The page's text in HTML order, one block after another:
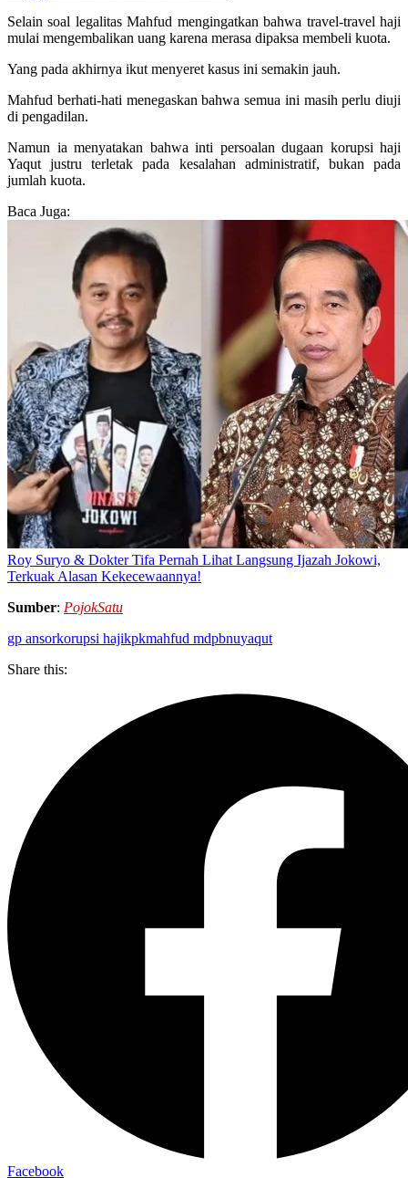
Selain soal legalitas Mahfud mengingatkan bahwa travel-travel haji
mulai mengembalikan uang karena merasa dipaksa membeli kuota.
Yang pada akhirnya ikut menyeret kasus ini semakin jauh.
Mahfud berhati-hati menegaskan bahwa semua ini masih perlu diuji
di pengadilan.
Namun ia menyatakan bahwa inti persoalan dugaan korupsi haji
Yaqut justru terletak pada kesalahan administratif, bukan pada
jumlah kuota.
Baca Juga:
Roy Suryo & Dokter Tifa Pernah Lihat Langsung Ijazah Jokowi,
Terkuak Alasan Kekecewaannya!
Sumber: PojokSatu
gp ansorkorupsi hajikpkmahfud mdpbnuyaqut
Share this:
Facebook